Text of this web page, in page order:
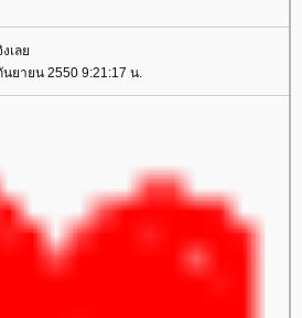
เลย
ยายน 2550 9:21:17 น.